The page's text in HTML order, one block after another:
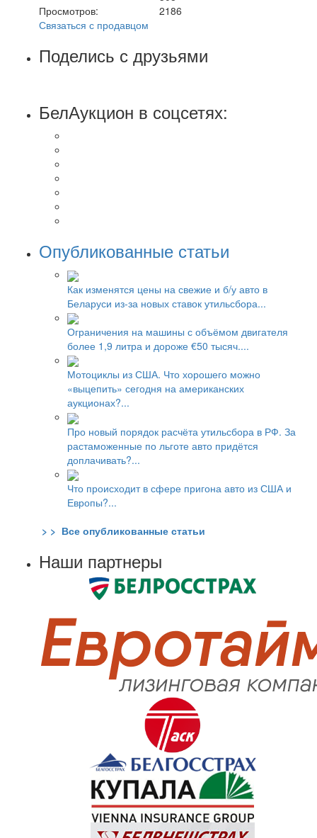
Просмотров:
2186
Связаться с продавцом
Поделись с друзьями
БелАукцион в соцсетях:
Опубликованные статьи
Как изменятся цены на свежие и б/у авто в
Беларуси из-за новых ставок утильсбора...
Ограничения на машины с объёмом двигателя
более 1,9 литра и дороже €50 тысяч....
Мотоциклы из США. Что хорошего можно
«выцепить» сегодня на американских
аукционах?...
Про новый порядок расчёта утильсбора в РФ. За
растаможенные по льготе авто придётся
доплачивать?...
Что происходит в сфере пригона авто из США и
Европы?...
> > Все опубликованные статьи
Наши партнеры